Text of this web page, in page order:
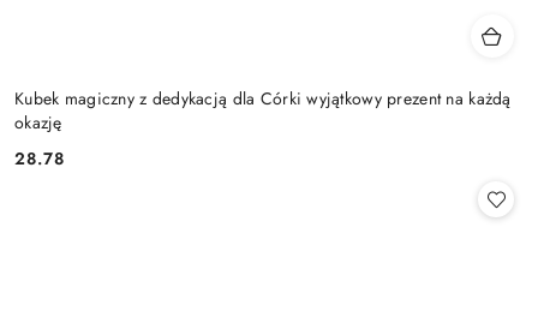
Kubek magiczny z dedykacją dla Córki wyjątkowy prezent na każdą
okazję
Cena:
28.78